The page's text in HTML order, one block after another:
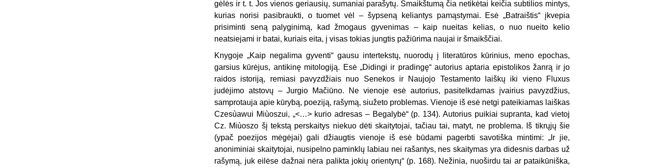
gėlės ir t. t. Jos vienos geriausių, sumaniai parašytų. Šmaikštumą čia netikėtai keičia subtilios mintys,
kurias norisi pasibraukti, o tuomet vėl – šypseną keliantys pamąstymai. Esė „Batraištis“ įkvepia
prisiminti seną palyginimą, kad žmogaus gyvenimas – kaip nueitas kelias, o nuo nueito kelio
neatsiejami ir batai, kuriais eita, į visas tokias jungtis pažiūrima naujai ir šmaikščiai.
Knygoje „Kaip negalima gyventi“ gausu intertekstų, nuorodų į literatūros kūrinius, meno epochas,
garsius kūrėjus, antikinę mitologiją. Esė „Didingi ir pradingę“ autorius aptaria epistolikos žanrą ir jo
raidos istoriją, remiasi pavyzdžiais nuo Senekos ir Naujojo Testamento laiškų iki vieno Fluxus
judėjimo atstovų – Jurgio Mačiūno. Ne vienoje esė autorius, pasitelkdamas įvairius pavyzdžius,
samprotauja apie kūrybą, poeziją, rašymą, siužeto problemas. Vienoje iš esė netgi pateikiamas laiškas
Czesùawui Miùoszui, „<…> kurio adresas – Begalybė“ (p. 134). Autorius puikiai supranta, kad vietoj
Cz. Miùoszo šį tekstą perskaitys niekuo dėti skaitytojai, tačiau tai, matyt, ne problema. Iš tikrųjų šie
(ypač poezijos mėgėjai) gali džiaugtis vienoje iš esė būdami pagerbti savotiška mintimi: „Ir jie,
anoniminiai skaitytojai, nusipelno paminklų labiau nei rašantys, nes skaitymas yra didesnis darbas už
rašymą, juk eilėse dažnai nėra palikta jokių orientyrų“ (p. 168). Nežinia, nuoširdu tai ar pataikūniška,